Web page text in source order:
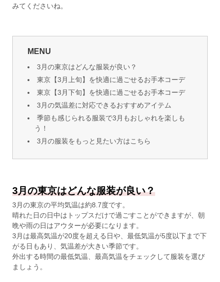
みてくださいね。
MENU
3月の東京はどんな服装が良い？
東京【3月上旬】を快適に過ごせるお手本コーデ
東京【3月下旬】を快適に過ごせるお手本コーデ
3月の気温差に対応できるおすすめアイテム
季節も感じられる服装で3月もおしゃれを楽しも
う！
3月の服装をもっと見たい方はこちら
3月の東京はどんな服装が良い？
3月の東京の平均気温は約8.7度です。
晴れた日の日中はトップスだけで過ごすことができますが、朝
晩や雨の日はアウターが必要になります。
3月は最高気温が20度を超える日や、最低気温が5度以下まで下
がる日もあり、気温差が大きい季節です。
外出する時間の最低気温、最高気温をチェックして服装を選び
ましょう。